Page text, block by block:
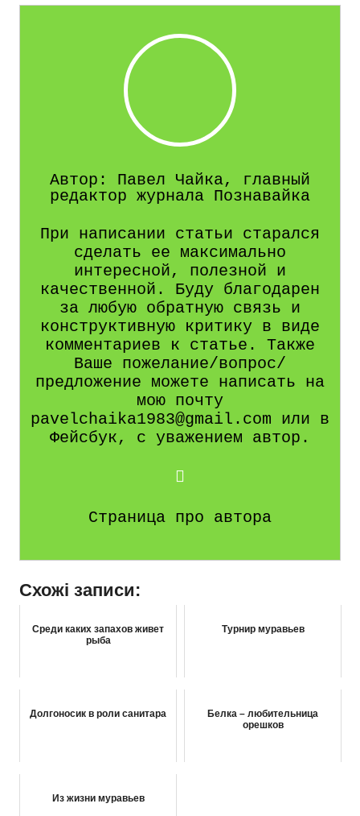
Автор: Павел Чайка, главный
редактор журнала Познавайка
При написании статьи старался
сделать ее максимально
интересной, полезной и
качественной. Буду благодарен
за любую обратную связь и
конструктивную критику в виде
комментариев к статье. Также
Ваше пожелание/вопрос/
предложение можете написать на
мою почту
pavelchaika1983@gmail.com или в
Фейсбук, с уважением автор.
Страница про автора
Схожі записи:
Среди каких запахов живет
рыба
Турнир муравьев
Долгоносик в роли санитара
Белка – любительница
орешков
Из жизни муравьев